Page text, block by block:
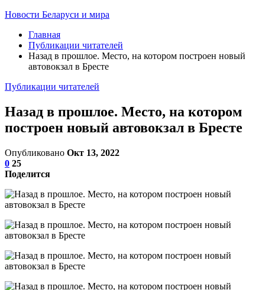
Новости Беларуси и мира
Главная
Публикации читателей
Назад в прошлое. Место, на котором построен новый
автовокзал в Бресте
Публикации читателей
Назад в прошлое. Место, на котором
построен новый автовокзал в Бресте
Опубликовано Окт 13, 2022
0 25
Поделится